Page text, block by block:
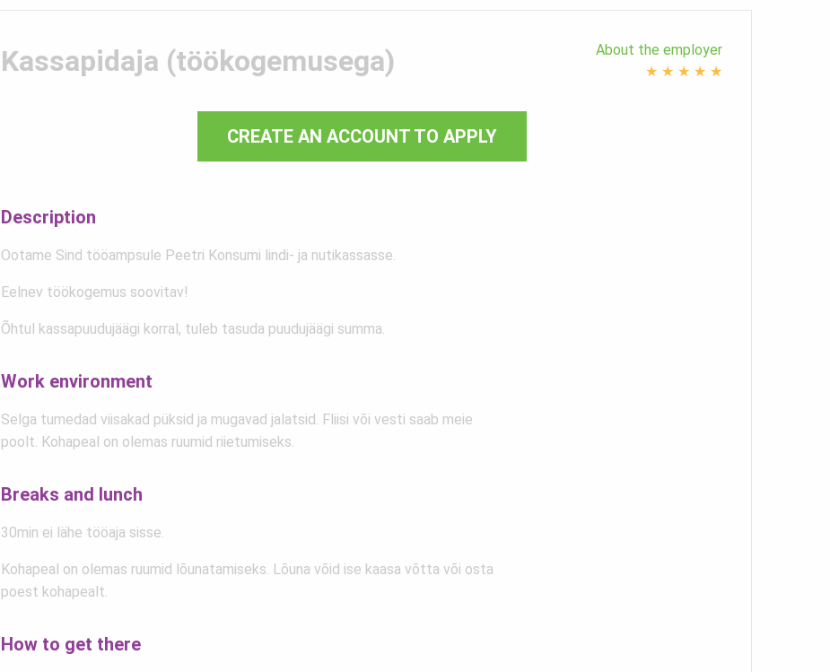
Kassapidaja (töökogemusega)
About the employer
★ ★ ★ ★ ★
CREATE AN ACCOUNT TO APPLY
Description
Ootame Sind tööampsule Peetri Konsumi lindi- ja nutikassasse.
Eelnev töökogemus soovitav!
Õhtul kassapuudujäägi korral, tuleb tasuda puudujäägi summa.
Work environment
Selga tumedad viisakad püksid ja mugavad jalatsid. Fliisi või vesti saab meie
poolt. Kohapeal on olemas ruumid riietumiseks.
Breaks and lunch
30min ei lähe tööaja sisse.
Kohapeal on olemas ruumid lõunatamiseks. Lõuna võid ise kaasa võtta või osta
poest kohapealt.
How to get there